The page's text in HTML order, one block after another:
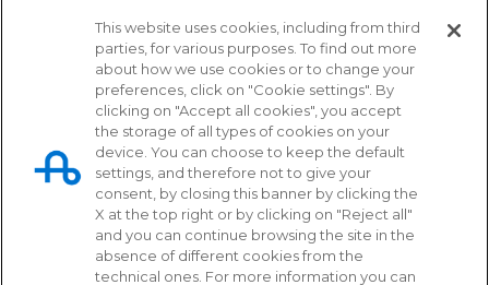
Tangenziale di Napoli S.p.A.
Via Cintia, svincolo Fuorigrotta
80126 - Napoli
081 72 54 111 (pbx)
This website uses cookies, including from third
parties, for various purposes. To find out more
about how we use cookies or to change your
preferences, click on "Cookie settings". By
clicking on "Accept all cookies", you accept
the storage of all types of cookies on your
device. You can choose to keep the default
settings, and therefore not to give your
consent, by closing this banner by clicking the
X at the top right or by clicking on "Reject all"
and you can continue browsing the site in the
absence of different cookies from the
technical ones. For more information you can